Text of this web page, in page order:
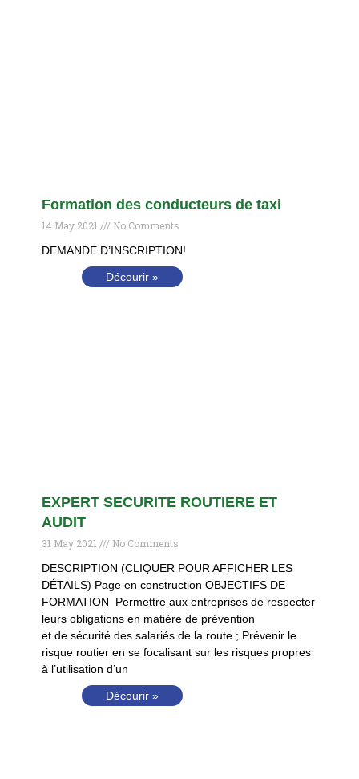
Formation des conducteurs de taxi
14 May 2021
No Comments
DEMANDE D’INSCRIPTION!
Décourir »
EXPERT SECURITE ROUTIERE ET
AUDIT
31 May 2021
No Comments
DESCRIPTION (CLIQUER POUR AFFICHER LES
DÉTAILS) Page en construction OBJECTIFS DE
FORMATION Permettre aux entreprises de respecter
leurs obligations en matière de prévention
et de sécurité des salariés de la route ; Prévenir le
risque routier en se focalisant sur les risques propres
à l’utilisation d’un
Décourir »